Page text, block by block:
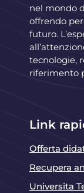
nel mondo
offrendo
futuro.
tecnologie,
riferimento
Link
Offerta
Recupera
Universita